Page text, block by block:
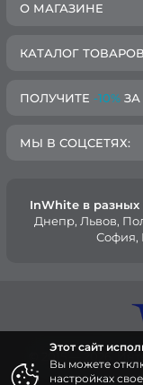
О МАГАЗИНЕ
КАТАЛОГ ТОВАРОВ
ПОЛУЧИТЕ -10%
МЫ В СОЦСЕТЯХ:
InWhite в разных
Днепр, Львов,
София,
© 2015 — 2026,
Этот сайт
Вы можете
настройках